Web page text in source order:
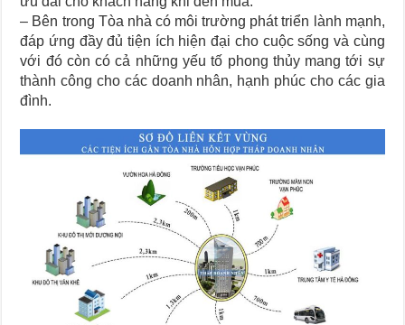
– Bên trong Tòa nhà có môi trường phát triển lành mạnh,
đáp ứng đầy đủ tiện ích hiện đại cho cuộc sống và cùng
với đó còn có cả những yếu tố phong thủy mang tới sự
thành công cho các doanh nhân, hạnh phúc cho các gia
đình.